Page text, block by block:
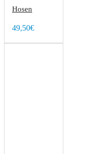
Hosen
49,50€